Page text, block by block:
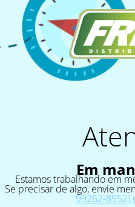
Em
Estamos trabalhando em
Se precisar de algo, envie
99262-8952)